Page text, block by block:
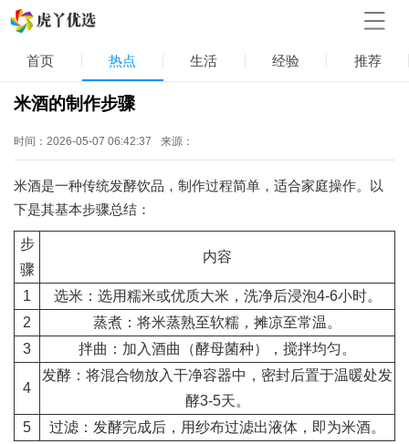
首页 热点 生活 经验 推荐
米酒的制作步骤
时间：2026-05-07 06:42:37 来源：
米酒是一种传统发酵饮品，制作过程简单，适合家庭操作。以
下是其基本步骤总结：
步
骤
内容
1
选米：选用糯米或优质大米，洗净后浸泡4-6小时。
2
蒸煮：将米蒸熟至软糯，摊凉至常温。
3
拌曲：加入酒曲（酵母菌种），搅拌均匀。
4
发酵：将混合物放入干净容器中，密封后置于温暖处发
酵3-5天。
5
过滤：发酵完成后，用纱布过滤出液体，即为米酒。